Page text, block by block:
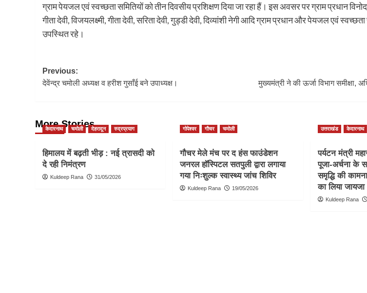
ग्राम पेयजल एवं स्वच्छता समितियों को तीन दिवसीय प्रशिक्षण दिया जा रहा हैं। इस अवसर पर ग्राम प्रधान
गीता देवी, विजयलक्ष्मी, गीता देवी, सरिता देवी, गुड्डी देवी, दिव्यांशी नेगी आदि ग्राम प्रधान और पेयजल एवं
उपस्थित रहे।
Post
navigation
Previous:
देवेंन्द्र चमोली अध्यक्ष व हरीश गुसाँई बने उपाध्यक्ष।
मुख्यमंत्री ने की ऊर्जा विभाग समीक्षा,
More Stories
केदारनाथ चमोली देहरादून रुद्रप्रयाग
हिमालय में बढ़ती भीड़ : नई त्रासदी को
दे रही निमंत्रण
Kuldeep Rana 31/05/2026
गोपेश्वर गौचर चमोली
गौचर मेले मंच पर द हंस फाउंडेशन
जनरल हॉस्पिटल सतपुली द्वारा लगाया
गया निःशुल्क स्वास्थ्य जांच शिविर
Kuldeep Rana 19/05/2026
उत्तराखंड केदारनाथ
पर्यटन मंत्री
पूजा-अर्चना के
समृद्धि की
का लिया जायजा
Kuldeep Rana